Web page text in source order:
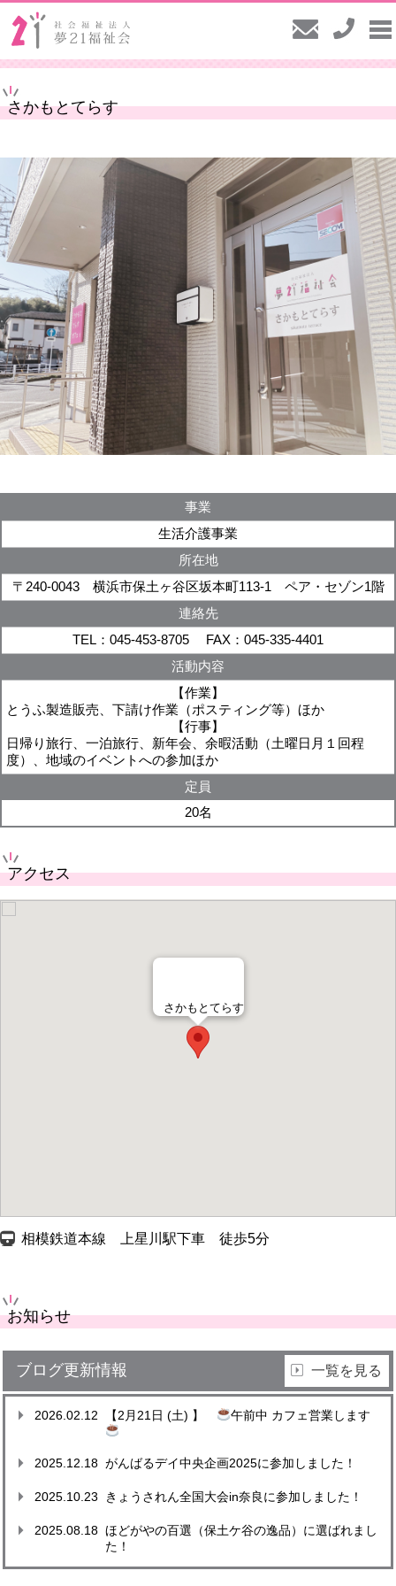
さかもとてらす
事業
生活介護事業
所在地
〒240-0043 横浜市保土ヶ谷区坂本町113-1 ペア・セゾン1階
連絡先
TEL：045-453-8705 FAX：045-335-4401
活動内容
【作業】
とうふ製造販売、下請け作業（ポスティング等）ほか
【行事】
日帰り旅行、一泊旅行、新年会、余暇活動（土曜日月１回程
度）、地域のイベントへの参加ほか
定員
20名
アクセス
さかもとてらす
相模鉄道本線 上星川駅下車 徒歩5分
お知らせ
ブログ更新情報 一覧を見る
2026.02.12 【2月21日 (土) 】 午前中 カフェ営業します
2025.12.18 がんばるデイ中央企画2025に参加しました！
2025.10.23 きょうされん全国大会in奈良に参加しました！
2025.08.18 ほどがやの百選（保土ケ谷の逸品）に選ばれまし
た！